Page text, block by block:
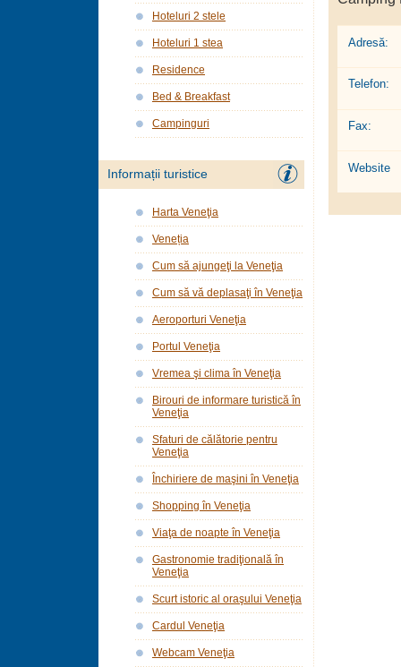
Adresă:
Telefon:
Fax:
Website
Hoteluri 2 stele
Hoteluri 1 stea
Residence
Bed & Breakfast
Campinguri
Informații turistice
Harta Veneţia
Veneția
Cum să ajungeţi la Veneţia
Cum să vă deplasaţi în Veneţia
Aeroporturi Veneţia
Portul Veneţia
Vremea şi clima în Veneţia
Birouri de informare turistică în
Veneţia
Sfaturi de călătorie pentru
Veneţia
Închiriere de maşini în Veneţia
Shopping în Veneţia
Viaţa de noapte în Veneţia
Gastronomie tradiţională în
Veneţia
Scurt istoric al oraşului Veneţia
Cardul Veneţia
Webcam Veneţia